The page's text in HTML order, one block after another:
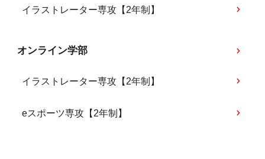
イラストレーター専攻【2年制】
オンライン学部
イラストレーター専攻【2年制】
eスポーツ専攻【2年制】